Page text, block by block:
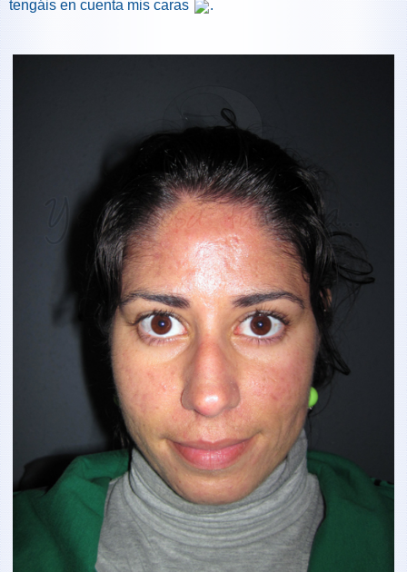
tengáis en cuenta mis caras .